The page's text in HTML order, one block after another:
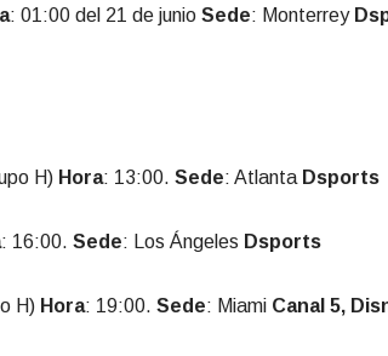
: 01:00 del 21 de junio Sede: Monterrey
H) Hora: 13:00. Sede: Atlanta Dsports
: 16:00. Sede: Los Ángeles Dsports
H) Hora: 19:00. Sede: Miami Canal 5,